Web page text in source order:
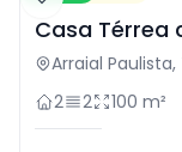
Casa Térrea
Taboão da
Arraial
2
2 100 m²